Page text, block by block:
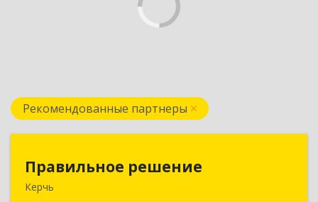
Рекомендованные партнеры
Правильное решение
Керчь298330, Крым Респ, Керчь г, Адмиралтейский